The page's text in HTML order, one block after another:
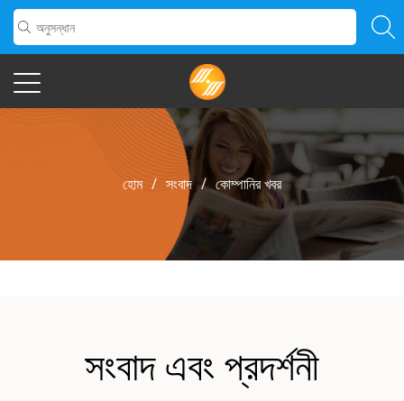
হোম / সংবাদ / কোম্পানির খবর
সংবাদ এবং প্রদর্শনী